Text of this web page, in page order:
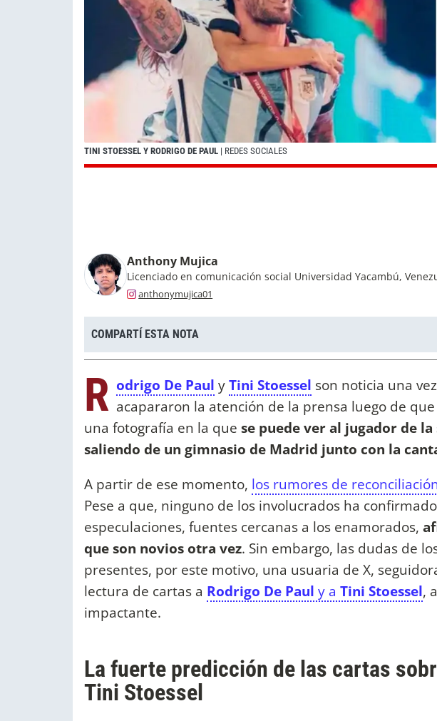
TINI STOESSEL Y RODRIGO DE PAUL | REDES SOCIALES
Anthony Mujica
Licenciado en comunicación social Universidad Yacambú,
anthonymujica01
COMPARTÍ ESTA NOTA
R odrigo De Paul yTini Stoessel son noticia una
acapararon la atención de la prensa luego de
una fotografía en la que se puede ver al jugador de
saliendo de un gimnasio de Madrid junto con la
A partir de ese momento, los rumores de
Pese a que, ninguno de los involucrados ha
especulaciones, fuentes cercanas a los enamorados,
que son novios otra vez. Sin embargo, las dudas de
presentes, por este motivo, una usuaria de X,
lectura de cartas a Rodrigo De Paul y a Tini Stoessel,
impactante.
La fuerte predicción de las cartas
Tini Stoessel